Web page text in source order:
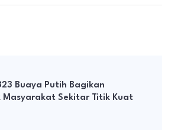
Buaya Putih Bagikan
Masyarakat Sekitar Titik Kuat